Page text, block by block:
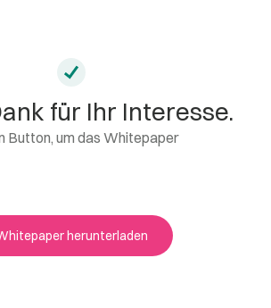
für Ihr Interesse.
Button, um das Whitepaper
herunterladen